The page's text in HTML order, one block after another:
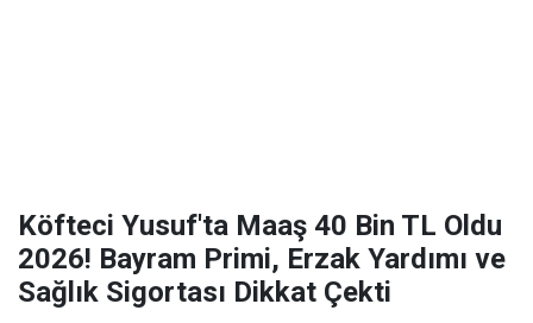
Köfteci Yusuf'ta Maaş 40 Bin TL Oldu
2026! Bayram Primi, Erzak Yardımı ve
Sağlık Sigortası Dikkat Çekti